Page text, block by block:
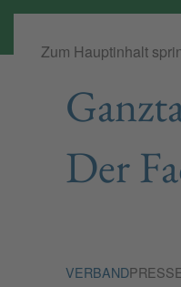
Zum Hauptinhalt
Der
VERBAND